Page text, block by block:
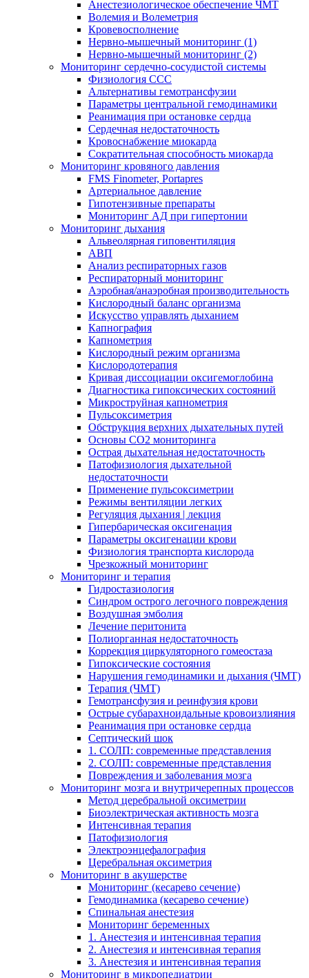
Анестезиологическое обеспечение ЧМТ
Волемия и Волеметрия
Кровевосполнение
Нервно-мышечный мониторинг (1)
Нервно-мышечный мониторинг (2)
Мониторинг сердечно-сосудистой системы
Физиология ССС
Альтернативы гемотрансфузии
Параметры центральной гемодинамики
Реанимация при остановке сердца
Сердечная недостаточность
Кровоснабжение миокарда
Сократительная способность миокарда
Мониторинг кровяного давления
FMS Finometer, Portapres
Артериальное давление
Гипотензивные препараты
Мониторинг АД при гипертонии
Мониторинг дыхания
Альвеолярная гиповентиляция
АВП
Анализ респираторных газов
Респираторный мониторинг
Аэробная/анаэробная производительность
Кислородный баланс организма
Искусство управлять дыханием
Капнография
Капнометрия
Кислородный режим организма
Кислородотерапия
Кривая диссоциации оксигемоглобина
Диагностика гипоксических состояний
Микроструйная капнометрия
Пульсоксиметрия
Обструкция верхних дыхательных путей
Основы СО2 мониторинга
Острая дыхательная недостаточность
Патофизиология дыхательной
недостаточности
Применение пульсоксиметрии
Режимы вентиляции легких
Регуляция дыхания | лекция
Гипербарическая оксигенация
Параметры оксигенации крови
Физиология транспорта кислорода
Чрезкожный мониторинг
Мониторинг и терапия
Гидростазиология
Cиндром острого легочного повреждения
Воздушная эмболия
Лечение перитонита
Полиорганная недостаточность
Коррекция циркуляторного гомеостаза
Гипоксические состояния
Нарушения гемодинамики и дыхания (ЧМТ)
Терапия (ЧМТ)
Гемотрансфузия и реинфузия крови
Острые субарахноидальные кровоизлияния
Реанимация при остановке сердца
Септический шок
1. СОЛП: современные представления
2. СОЛП: современные представления
Повреждения и заболевания мозга
Мониторинг мозга и внутричерепных процессов
Метод церебральной оксиметрии
Биоэлектрическая активность мозга
Интенсивная терапия
Патофизиология
Электроэнцефалография
Церебральная оксиметрия
Мониторинг в акушерстве
Мониторинг (кесарево сечение)
Гемодинамика (кесарево сечение)
Спинальная анестезия
Мониторинг беременных
1. Анестезия и интенсивная терапия
2. Анестезия и интенсивная терапия
3. Анестезия и интенсивная терапия
Мониторинг в микропедиатрии